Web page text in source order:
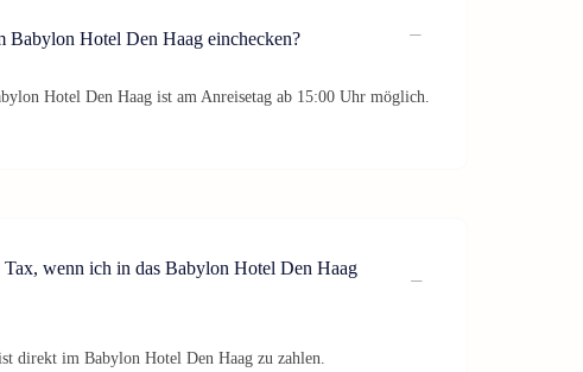
Babylon Hotel Den Haag einchecken?
Hotel Den Haag ist am Anreisetag ab 15:00 Uhr möglich.
wenn ich in das Babylon Hotel Den Haag
direkt im Babylon Hotel Den Haag zu zahlen.